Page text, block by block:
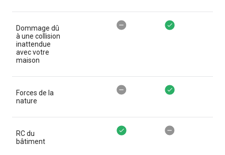
Dommage dû
à une collision
inattendue
avec votre
maison
Responsabilité locative Non
Contenu Couvert
Forces de la
nature
Responsabilité locative Non
Contenu Couvert
RC du
bâtiment
Responsabilité locative
Contenu Non